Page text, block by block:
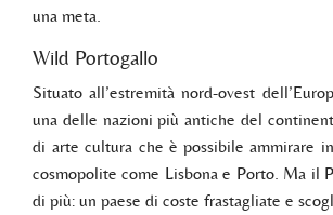
una meta.
Wild Portogallo
Situato all’estremità nord-ovest
una delle nazioni più antiche del
di arte cultura che è possibile ammirare
cosmopolite come Lisbona e Porto. Ma il
di più: un paese di coste frastagliate e